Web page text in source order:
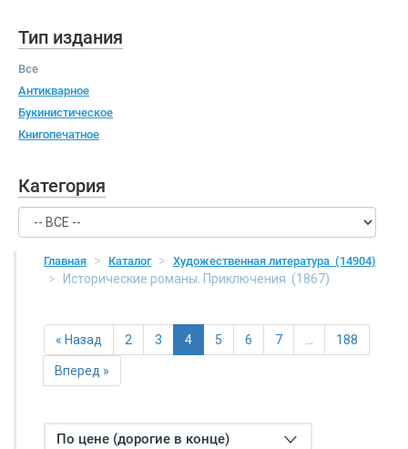
Тип издания
Все
Антикварное
Букинистическое
Книгопечатное
Категория
Главная Каталог Художественная литература (14904)
Исторические романы. Приключения (1867)
« Назад 2 3 4 5 6 7 … 188
Вперед »
По цене (дорогие в конце)